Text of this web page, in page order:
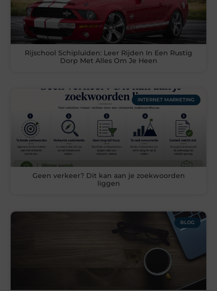
Rijschool Schipluiden: Leer Rijden In Een Rustig
Dorp Met Alles Om Je Heen
INTERNET MARKETING
Geen verkeer? Dit kan aan je zoekwoorden
liggen
BLOG